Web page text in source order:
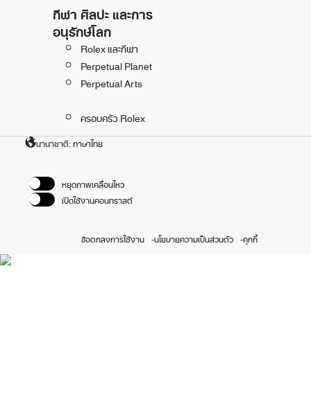
กีฬา ศิลปะ และการ
อนุรักษ์โลก
Rolex และกีฬา
Perpetual Planet
Perpetual Arts
ครอบครัว Rolex
นานาชาติ: ภาษาไทย
หยุดภาพเคลื่อนไหว
เปิดใช้งานคอนทราสต์
ข้อตกลงการใช้งาน นโยบายความเป็นส่วนตัว คุกกี้